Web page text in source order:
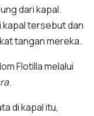
dari kapal.
kapal tersebut dan
tangan mereka.
Flotilla melalui
.
di kapal itu,